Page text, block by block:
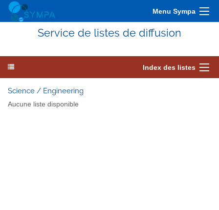
Menu Sympa
Service de listes de diffusion
Index des listes
Science / Engineering
Aucune liste disponible